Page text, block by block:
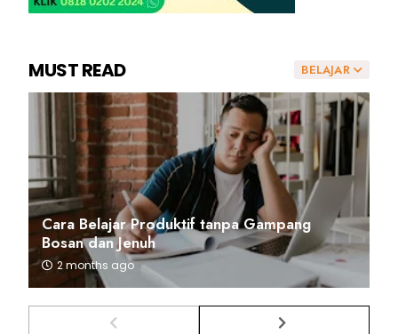
BELAJAR
MUST READ
Cara Belajar Produktif tanpa Gampang
Bosan dan Jenuh
2 months ago